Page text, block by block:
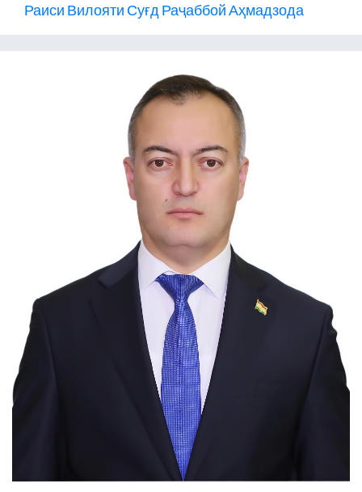
Раиси Вилояти Суғд Раҷаббой Аҳмадзода